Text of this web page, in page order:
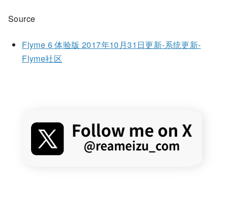
Source
Flyme 6 体验版 2017年10月31日更新-系统更新-
Flyme社区